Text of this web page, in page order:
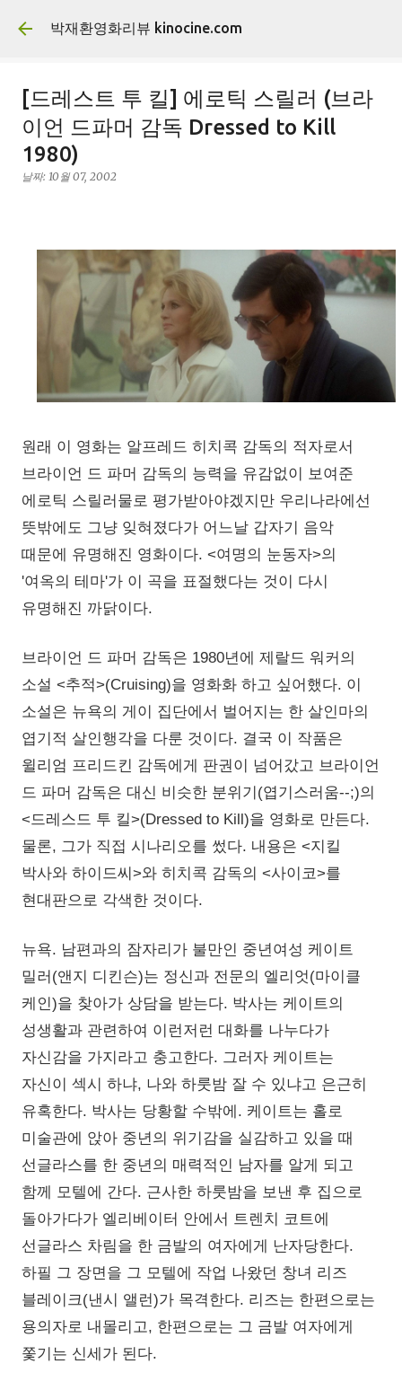
기본 콘텐츠로 건너뛰기
박재환영화리뷰 kinocine.com
[드레스트 투 킬] 에로틱 스릴러 (브라
이언 드파머 감독 Dressed to Kill
1980)
날짜: 10월 07, 2002
원래 이 영화는 알프레드 히치콕 감독의 적자로서
브라이언 드 파머 감독의 능력을 유감없이 보여준
에로틱 스릴러물로 평가받아야겠지만 우리나라에선
뜻밖에도 그냥 잊혀졌다가 어느날 갑자기 음악
때문에 유명해진 영화이다. <여명의 눈동자>의
'여옥의 테마'가 이 곡을 표절했다는 것이 다시
유명해진 까닭이다.
브라이언 드 파머 감독은 1980년에 제랄드 워커의
소설 <추적>(Cruising)을 영화화 하고 싶어했다. 이
소설은 뉴욕의 게이 집단에서 벌어지는 한 살인마의
엽기적 살인행각을 다룬 것이다. 결국 이 작품은
윌리엄 프리드킨 감독에게 판권이 넘어갔고 브라이언
드 파머 감독은 대신 비슷한 분위기(엽기스러움--;)의
<드레스드 투 킬>(Dressed to Kill)을 영화로 만든다.
물론, 그가 직접 시나리오를 썼다. 내용은 <지킬
박사와 하이드씨>와 히치콕 감독의 <사이코>를
현대판으로 각색한 것이다.
뉴욕. 남편과의 잠자리가 불만인 중년여성 케이트
밀러(앤지 디킨슨)는 정신과 전문의 엘리엇(마이클
케인)을 찾아가 상담을 받는다. 박사는 케이트의
성생활과 관련하여 이런저런 대화를 나누다가
자신감을 가지라고 충고한다. 그러자 케이트는
자신이 섹시 하냐, 나와 하룻밤 잘 수 있냐고 은근히
유혹한다. 박사는 당황할 수밖에. 케이트는 홀로
미술관에 앉아 중년의 위기감을 실감하고 있을 때
선글라스를 한 중년의 매력적인 남자를 알게 되고
함께 모텔에 간다. 근사한 하룻밤을 보낸 후 집으로
돌아가다가 엘리베이터 안에서 트렌치 코트에
선글라스 차림을 한 금발의 여자에게 난자당한다.
하필 그 장면을 그 모텔에 작업 나왔던 창녀 리즈
블레이크(낸시 앨런)가 목격한다. 리즈는 한편으로는
용의자로 내몰리고, 한편으로는 그 금발 여자에게
쫓기는 신세가 된다.